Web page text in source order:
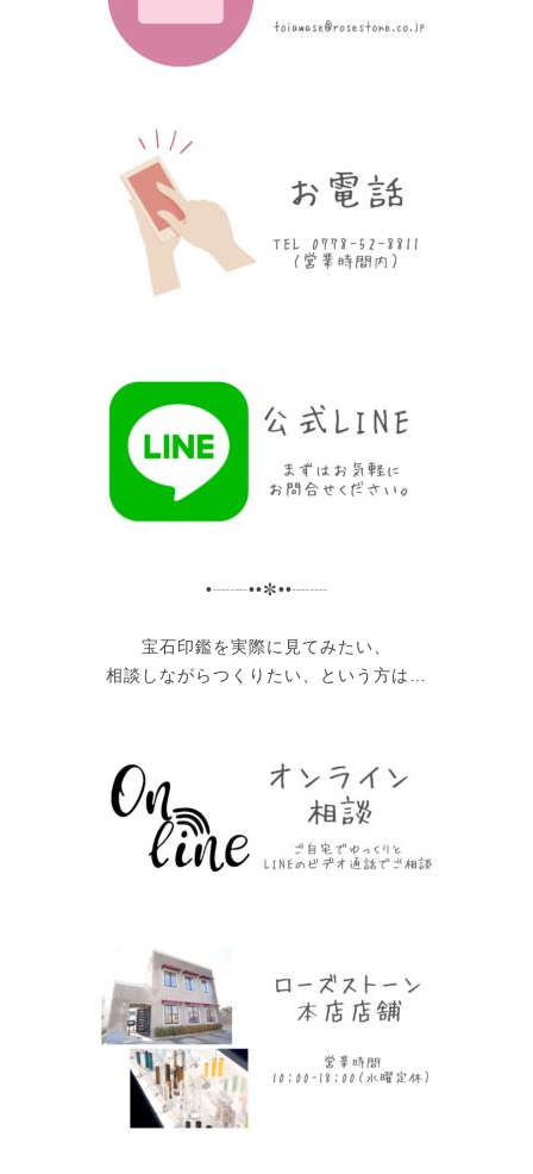
•┈┈••✼••┈┈
宝石印鑑を実際に見てみたい、
相談しながらつくりたい、という方は…